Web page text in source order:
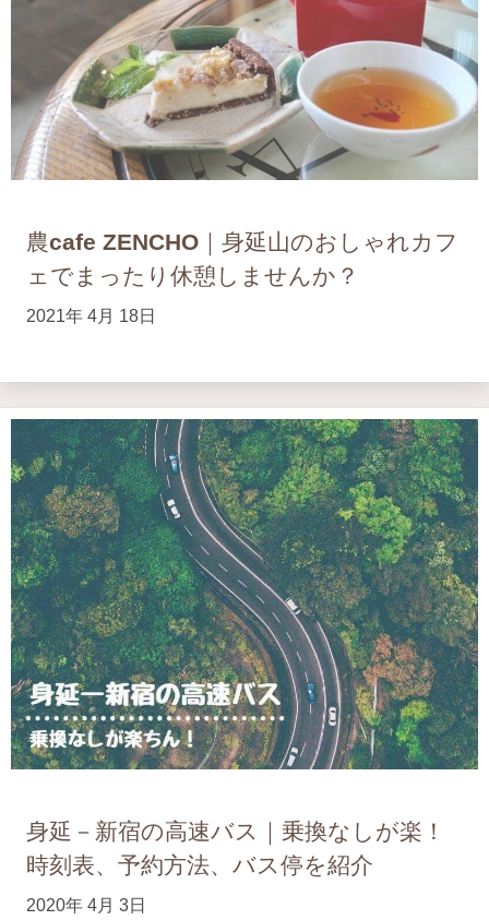
農cafe ZENCHO｜身延山のおしゃれカフ
ェでまったり休憩しませんか？
2021年 4月 18日
身延－新宿の高速バス｜乗換なしが楽！
時刻表、予約方法、バス停を紹介
2020年 4月 3日